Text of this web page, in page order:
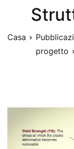
Casa
progetto